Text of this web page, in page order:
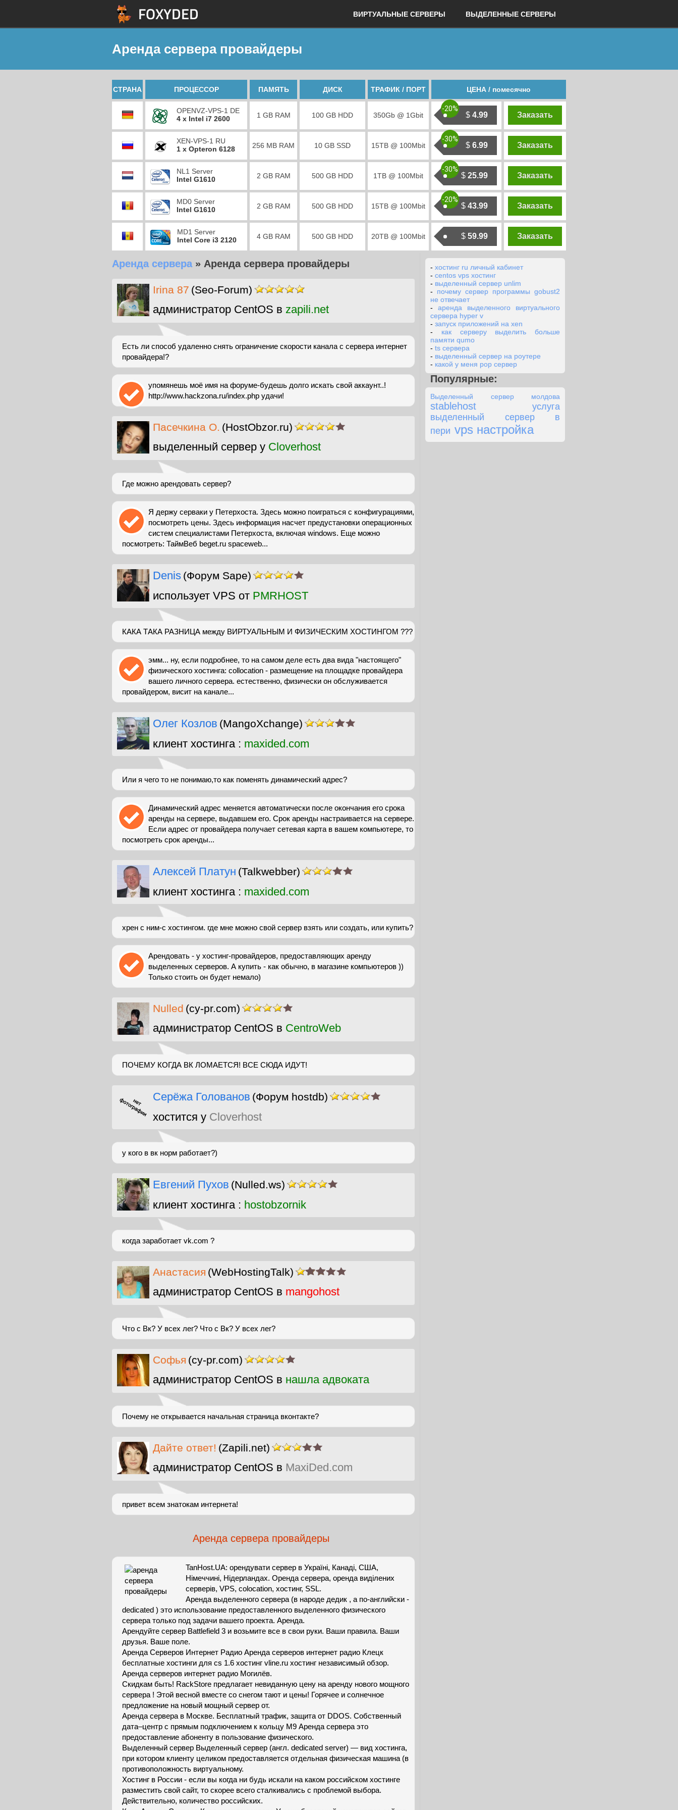
ВИРТУАЛЬНЫЕ СЕРВЕРЫ ВЫДЕЛЕННЫЕ СЕРВЕРЫ
Аренда сервера провайдеры
СТРАНА ПРОЦЕССОР ПАМЯТЬ ДИСК ТРАФИК / ПОРТ ЦЕНА / помесячно
OPENVZ-VPS-1 DE
4 x Intel i7 2600
1 GB RAM 100 GB HDD 350Gb @ 1Gbit $ 4.99
-20%
Заказать
XEN-VPS-1 RU
1 x Opteron 6128
256 MB RAM 10 GB SSD 15TB @ 100Mbit $ 6.99
-30%
Заказать
NL1 Server
Intel G1610
2 GB RAM 500 GB HDD 1TB @ 100Mbit $ 25.99
-30%
Заказать
MD0 Server
Intel G1610
2 GB RAM 500 GB HDD 15TB @ 100Mbit $ 43.99
-20%
Заказать
MD1 Server
Intel Core i3 2120
4 GB RAM 500 GB HDD 20TB @ 100Mbit $ 59.99 Заказать
Аренда сервера» Аренда сервера провайдеры
Irina 87 (Seo-Forum)
администратор CentOS в zapili.net
Есть ли способ удаленно снять ограничение скорости канала с сервера интернет
провайдера!?
упомянешь моё имя на форуме-будешь долго искать свой аккаунт..!
http://www.hackzona.ru/index.php удачи!
Пасечкина О. (HostObzor.ru)
выделенный сервер у Cloverhost
Где можно арендовать сервер?
Я держу серваки у Петерхоста. Здесь можно поиграться с конфигурациями,
посмотреть цены. Здесь информация насчет предустановки операционных
систем специалистами Петерхоста, включая windows. Еще можно
посмотреть: ТаймВеб beget.ru spaceweb...
Denis (Форум Sape)
использует VPS от PMRHOST
КАКА ТАКА РАЗНИЦА между ВИРТУАЛЬНЫМ И ФИЗИЧЕСКИМ ХОСТИНГОМ ???
эмм... ну, если подробнее, то на самом деле есть два вида "настоящего"
физического хостинга: collocation - размещение на площадке провайдера
вашего личного сервера. естественно, физически он обслуживается
провайдером, висит на канале...
Олег Козлов (MangoXchange)
клиент хостинга : maxided.com
Или я чего то не понимаю,то как поменять динамический адрес?
Динамический адрес меняется автоматически после окончания его срока
аренды на сервере, выдавшем его. Срок аренды настраивается на сервере.
Если адрес от провайдера получает сетевая карта в вашем компьютере, то
посмотреть срок аренды...
Алексей Платун (Talkwebber)
клиент хостинга : maxided.com
хрен с ним-с хостингом. где мне можно свой сервер взять или создать, или купить?
Арендовать - у хостинг-провайдеров, предоставляющих аренду
выделенных серверов. А купить - как обычно, в магазине компьютеров ))
Только стоить он будет немало)
Nulled (cy-pr.com)
администратор CentOS в CentroWeb
ПОЧЕМУ КОГДА ВК ЛОМАЕТСЯ! ВСЕ СЮДА ИДУТ!
Серёжа Голованов (Форум hostdb)
хостится у Cloverhost
у кого в вк норм работает?)
Евгений Пухов (Nulled.ws)
клиент хостинга : hostobzornik
когда заработает vk.com ?
Анастасия (WebHostingTalk)
администратор CentOS в mangohost
Что с Вк? У всех лег? Что с Вк? У всех лег?
Софья (cy-pr.com)
администратор CentOS в нашла адвоката
Почему не открывается начальная страница вконтакте?
Дайте ответ! (Zapili.net)
администратор CentOS в MaxiDed.com
привет всем знатокам интернета!
Аренда сервера провайдеры
TanHost.UA: орендувати сервер в Україні, Канаді, США,
Німеччині, Нідерландах. Оренда сервера, оренда виділених
серверів, VPS, colocation, хостинг, SSL.
Аренда выделенного сервера (в народе дедик , а по-английски -
dedicated ) это использование предоставленного выделенного физического
сервера только под задачи вашего проекта. Аренда.
Арендуйте сервер Battlefield 3 и возьмите все в свои руки. Ваши правила. Ваши
друзья. Ваше поле.
Аренда Серверов Интернет Радио Аренда серверов интернет радио Клецк
бесплатные хостинги для cs 1.6 хостинг vline.ru хостинг независимый обзор.
Аренда серверов интернет радио Могилёв.
Скидкам быть! RackStore предлагает невиданную цену на аренду нового мощного
сервера ! Этой весной вместе со снегом тают и цены! Горячее и солнечное
предложение на новый мощный сервер от.
Аренда сервера в Москве. Бесплатный трафик, защита от DDOS. Собственный
дата–центр с прямым подключением к кольцу М9 Аренда сервера это
предоставление абоненту в пользование физического.
Выделенный сервер Выделенный сервер (англ. dedicated server) — вид хостинга,
при котором клиенту целиком предоставляется отдельная физическая машина (в
противоположность виртуальному.
Хостинг в России - если вы когда ни будь искали на каком российском хостинге
разместить свой сайт, то скорее всего сталкивались с проблемой выбора.
Действительно, количество российских.
- хостинг ru личный кабинет
- centos vps хостинг
- выделенный сервер unlim
- почему сервер программы gobust2
не отвечает
- аренда выделенного виртуального
сервера hyper v
- запуск приложений на xen
- как серверу выделить больше
памяти qumo
- ts сервера
- выделенный сервер на роутере
- какой у меня рор сервер
Популярные:
Выделенный сервер молдова
stablehost
услуга
выделенный сервер в
пери vps настройка